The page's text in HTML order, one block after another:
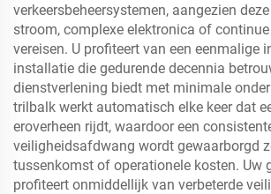
verkeersbeheersystemen, aangezien
stroom, complexe elektronica of
vereisen. U profiteert van een eenmalige
installatie die gedurende decennia
dienstverlening biedt met minimale
trilbalk werkt automatisch elke keer dat
eroverheen rijdt, waardoor een
veiligheidsafdwang wordt gewaarborgd
tussenkomst of operationele kosten. Uw
profiteert onmiddellijk van verbeterde